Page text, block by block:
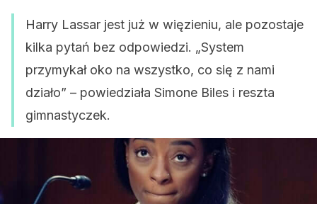
Harry Lassar jest już w więzieniu, ale pozostaje
kilka pytań bez odpowiedzi. „System
przymykał oko na wszystko, co się z nami
działo” – powiedziała Simone Biles i reszta
gimnastyczek.